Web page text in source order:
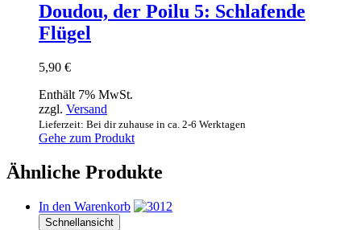
Doudou, der Poilu 5: Schlafende
Flügel
5,90 €
Enthält 7% MwSt.
zzgl. Versand
Lieferzeit: Bei dir zuhause in ca. 2-6 Werktagen
Gehe zum Produkt
Ähnliche Produkte
In den Warenkorb
Schnellansicht